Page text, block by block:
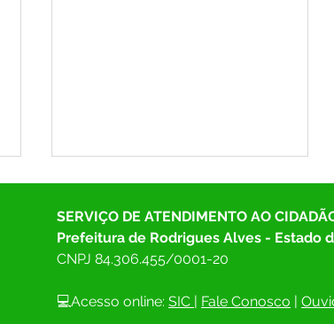
SERVIÇO DE ATENDIMENTO AO
Prefeitura de Rodrigues Alves - Estado
CNPJ 84.306.455/0001-20
💻Acesso online: SIC Fale Conosco